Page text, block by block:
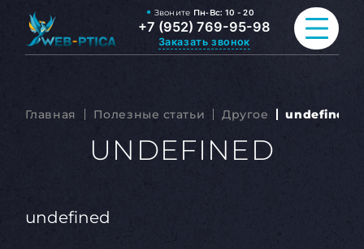
Звоните Пн-Вс: 10 - 20
+7 (952) 769-95-98
Заказать звонок
РАЗРАБОТКА САЙТА
ПОРТФОЛИО
Главная Полезные статьи Другое undefined
UNDEFINED
undefined